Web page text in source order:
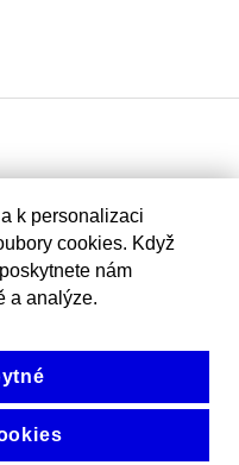
k personalizaci
cookies. Když
nám
a analýze.